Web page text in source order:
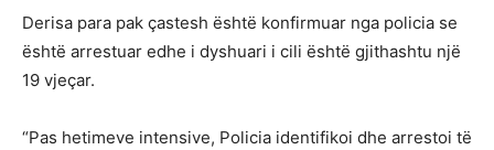
Derisa para pak çastesh është konfirmuar nga policia se
është arrestuar edhe i dyshuari i cili është gjithashtu një
19 vjeçar.
“Pas hetimeve intensive, Policia identifikoi dhe arrestoi të